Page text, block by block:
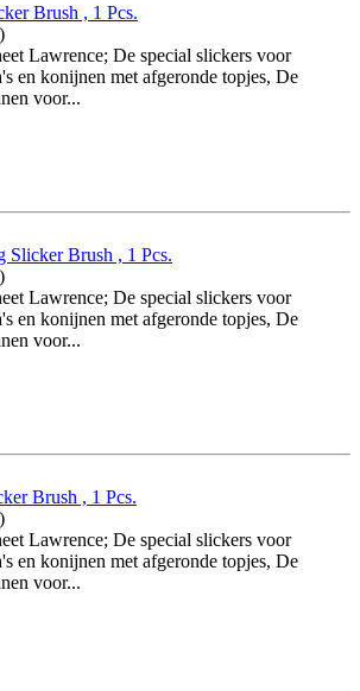
Brush , 1 Pcs.
Lawrence; De special slickers voor
en konijnen met afgeronde topjes, De
voor...
Slicker Brush , 1 Pcs.
Lawrence; De special slickers voor
en konijnen met afgeronde topjes, De
voor...
Brush , 1 Pcs.
Lawrence; De special slickers voor
en konijnen met afgeronde topjes, De
voor...